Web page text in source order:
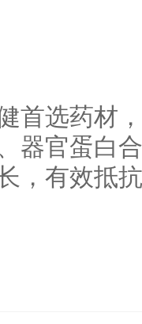
首选药材
器官蛋白
，有效